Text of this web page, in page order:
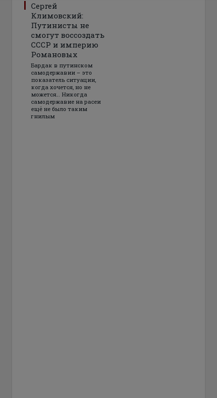
Сергей
Климовский:
Путинисты не
смогут воссоздать
СССР и империю
Романовых
Бардак в путинском
самодержавии – это
показатель ситуации,
когда хочется, но не
можется… Никогда
самодержавие на расеи
ещё не было таким
гнилым